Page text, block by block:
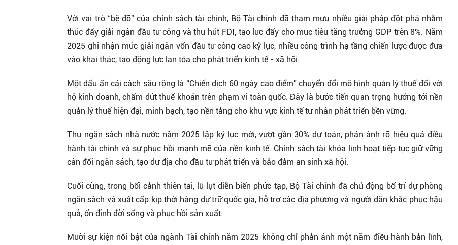
Với vai trò “bệ đỡ” của chính sách tài chính, Bộ Tài chính đã tham mưu nhiều giải pháp đột phá nhằm
thúc đẩy giải ngân đầu tư công và thu hút FDI, tạo lực đẩy cho mục tiêu tăng trưởng GDP trên 8%. Năm
2025 ghi nhận mức giải ngân vốn đầu tư công cao kỷ lục, nhiều công trình hạ tầng chiến lược được đưa
vào khai thác, tạo động lực lan tỏa cho phát triển kinh tế - xã hội.
Một dấu ấn cải cách sâu rộng là “Chiến dịch 60 ngày cao điểm” chuyển đổi mô hình quản lý thuế đối với
hộ kinh doanh, chấm dứt thuế khoán trên phạm vi toàn quốc. Đây là bước tiến quan trọng hướng tới nền
quản lý thuế hiện đại, minh bạch, tạo nền tảng cho khu vực kinh tế tư nhân phát triển bền vững.
Thu ngân sách nhà nước năm 2025 lập kỷ lục mới, vượt gần 30% dự toán, phản ánh rõ hiệu quả điều
hành tài chính và sự phục hồi mạnh mẽ của nền kinh tế. Chính sách tài khóa linh hoạt tiếp tục giữ vững
cân đối ngân sách, tạo dư địa cho đầu tư phát triển và bảo đảm an sinh xã hội.
Cuối cùng, trong bối cảnh thiên tai, lũ lụt diễn biến phức tạp, Bộ Tài chính đã chủ động bố trí dự phòng
ngân sách và xuất cấp kịp thời hàng dự trữ quốc gia, hỗ trợ các địa phương và người dân khắc phục hậu
quả, ổn định đời sống và phục hồi sản xuất.
Mười sự kiện nổi bật của ngành Tài chính năm 2025 không chỉ phản ánh một năm điều hành bản lĩnh,